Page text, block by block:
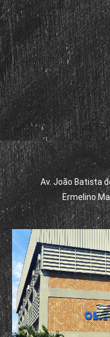
Av. João Batista
Ermelino